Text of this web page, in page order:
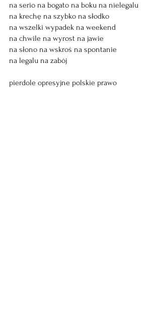
na serio na bogato na boku na nielegalu
na krechę na szybko na słodko
na wszelki wypadek na weekend
na chwile na wyrost na jawie
na słono na wskroś na spontanie
na legalu na zabój
pierdole opresyjne polskie prawo